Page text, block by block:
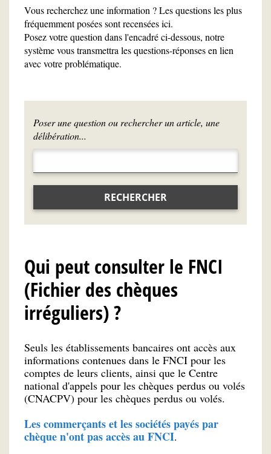
Vous recherchez une information ? Les questions les plus
fréquemment posées sont recensées ici.
Posez votre question dans l'encadré ci-dessous, notre
système vous transmettra les questions-réponses en lien
avec votre problématique.
Poser une question ou rechercher un article, une
délibération...
RECHERCHER
Qui peut consulter le FNCI
(Fichier des chèques
irréguliers) ?
Seuls les établissements bancaires ont accès aux
informations contenues dans le FNCI pour les
comptes de leurs clients, ainsi que le Centre
national d'appels pour les chèques perdus ou volés
(CNACPV) pour les chèques perdus ou volés.
Les commerçants et les sociétés payés par
chèque n'ont pas accès au FNCI.